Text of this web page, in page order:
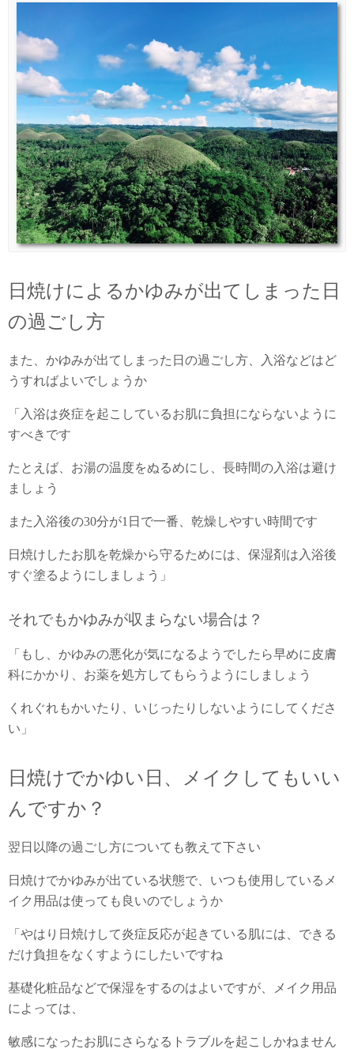
日焼けによるかゆみが出てしまった日
の過ごし方
また、かゆみが出てしまった日の過ごし方、入浴などはど
うすればよいでしょうか
「入浴は炎症を起こしているお肌に負担にならないように
すべきです
たとえば、お湯の温度をぬるめにし、長時間の入浴は避け
ましょう
また入浴後の30分が1日で一番、乾燥しやすい時間です
日焼けしたお肌を乾燥から守るためには、保湿剤は入浴後
すぐ塗るようにしましょう」
それでもかゆみが収まらない場合は？
「もし、かゆみの悪化が気になるようでしたら早めに皮膚
科にかかり、お薬を処方してもらうようにしましょう
くれぐれもかいたり、いじったりしないようにしてくださ
い」
日焼けでかゆい日、メイクしてもいい
んですか？
翌日以降の過ごし方についても教えて下さい
日焼けでかゆみが出ている状態で、いつも使用しているメ
イク用品は使っても良いのでしょうか
「やはり日焼けして炎症反応が起きている肌には、できる
だけ負担をなくすようにしたいですね
基礎化粧品などで保湿をするのはよいですが、メイク用品
によっては、
敏感になったお肌にさらなるトラブルを起こしかねません